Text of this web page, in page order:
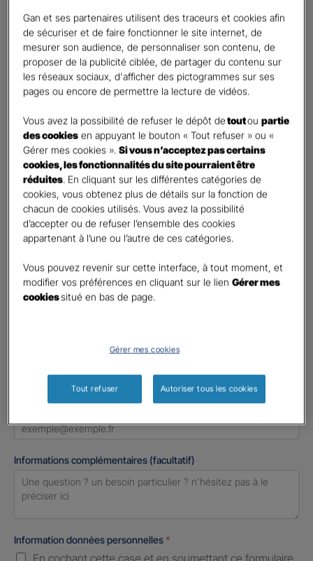
Bénéficiaire(s)*
Moi
Conjoint
Enfant(s)
A partir du 3ème enfant, Ils seront rattachés gratuitement à votre contrat. Pensez
Vos informations :
Etes-vous déjà client Gan assurances ?*
Oui
Non
*
Monsieur
Contact*
United
*
Informations complémentaires (facultatif)
Information données personnelles *
Gan et ses partenaires utilisent des traceurs et cookies afin
de sécuriser et de faire fonctionner le site internet, de
mesurer son audience, de personnaliser son contenu, de
proposer de la publicité ciblée, de partager du contenu sur
les réseaux sociaux, d'afficher des pictogrammes sur ses
pages ou encore de permettre la lecture de vidéos.
Vous avez la possibilité de refuser le dépôt detoutoupartie
des cookies en appuyant le bouton « Tout refuser » ou «
Gérer mes cookies ».Si vous n’acceptez pas certains
cookies, les fonctionnalités du site pourraient être
réduites . En cliquant sur les différentes catégories de
cookies, vous obtenez plus de détails sur la fonction de
chacun de cookies utilisés. Vous avez la possibilité
d’accepter ou de refuser l’ensemble des cookies
appartenant à l’une ou l’autre de ces catégories.
Vous pouvez revenir sur cette interface, à tout moment, et
modifier vos préférences en cliquant sur le lienGérer mes
cookiessitué en bas de page.
Gérer mes cookies
Tout refuser Autoriser tous les cookies